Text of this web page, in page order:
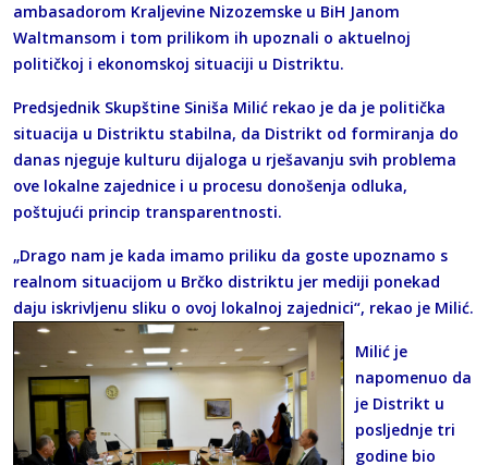
ambasadorom Kraljevine Nizozemske u BiH Janom
Waltmansom i tom prilikom ih upoznali o aktuelnoj
političkoj i ekonomskoj situaciji u Distriktu.
Predsjednik Skupštine Siniša Milić rekao je da je politička
situacija u Distriktu stabilna, da Distrikt od formiranja do
danas njeguje kulturu dijaloga u rješavanju svih problema
ove lokalne zajednice i u procesu donošenja odluka,
poštujući princip transparentnosti.
„Drago nam je kada imamo priliku da goste upoznamo s
realnom situacijom u Brčko distriktu jer mediji ponekad
daju iskrivljenu sliku o ovoj lokalnoj zajednici“, rekao je Milić.
Milić je
napomenuo da
je Distrikt u
posljednje tri
godine bio